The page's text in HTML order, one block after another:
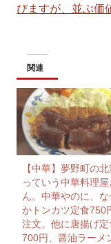
びますが、並ぶ価
関連
【中華】夢野町の
っていう中華料理屋
ん。中華やのに、
かトンカツ定食750
注文。他に唐揚げ定
700円、醤油ラーメ